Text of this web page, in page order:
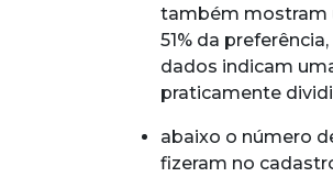
também mostram
51% da
dados indicam
praticamente
abaixo o número
fizeram no